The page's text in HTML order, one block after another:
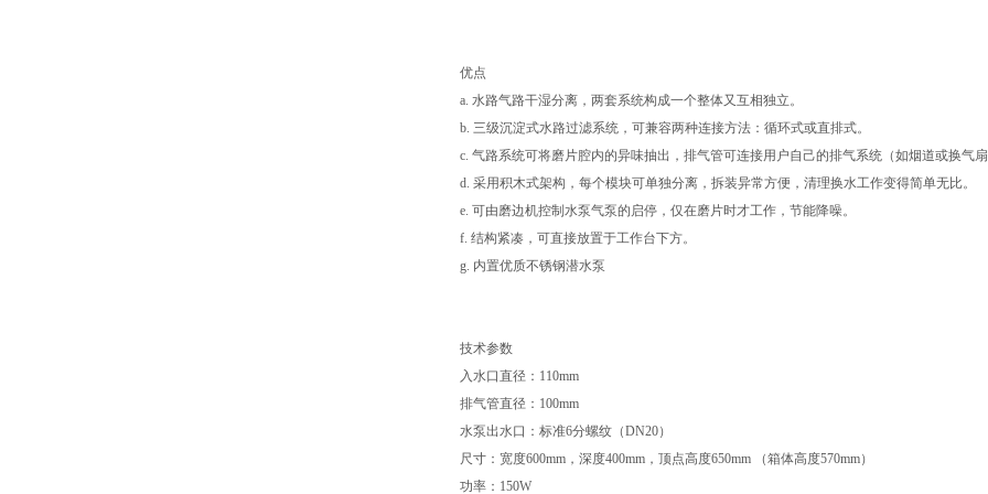
优点
a. 水路气路干湿分离，两套系统构成一个整体又互相独立。
b. 三级沉淀式水路过滤系统，可兼容两种连接方法：循环式或直排式。
c. 气路系统可将磨片腔内的异味抽出，排气管可连接用户自己的排气系统（如烟道或换气
d. 采用积木式架构，每个模块可单独分离，拆装异常方便，清理换水工作变得简单无比。
e. 可由磨边机控制水泵气泵的启停，仅在磨片时才工作，节能降噪。
f. 结构紧凑，可直接放置于工作台下方。
g. 内置优质不锈钢潜水泵
技术参数
入水口直径：110mm
排气管直径：100mm
水泵出水口：标准6分螺纹（DN20）
尺寸：宽度600mm，深度400mm，顶点高度650mm （箱体高度570mm）
功率：150W